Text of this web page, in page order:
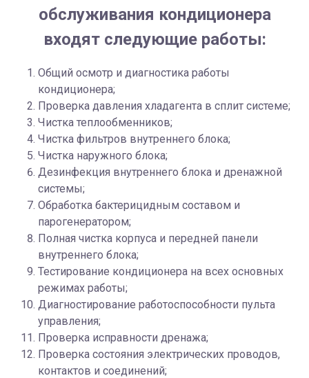
обслуживания кондиционера
входят следующие работы:
Общий осмотр и диагностика работы
кондиционера;
Проверка давления хладагента в сплит системе;
Чистка теплообменников;
Чистка фильтров внутреннего блока;
Чистка наружного блока;
Дезинфекция внутреннего блока и дренажной
системы;
Обработка бактерицидным составом и
парогенератором;
Полная чистка корпуса и передней панели
внутреннего блока;
Тестирование кондиционера на всех основных
режимах работы;
Диагностирование работоспособности пульта
управления;
Проверка исправности дренажа;
Проверка состояния электрических проводов,
контактов и соединений;